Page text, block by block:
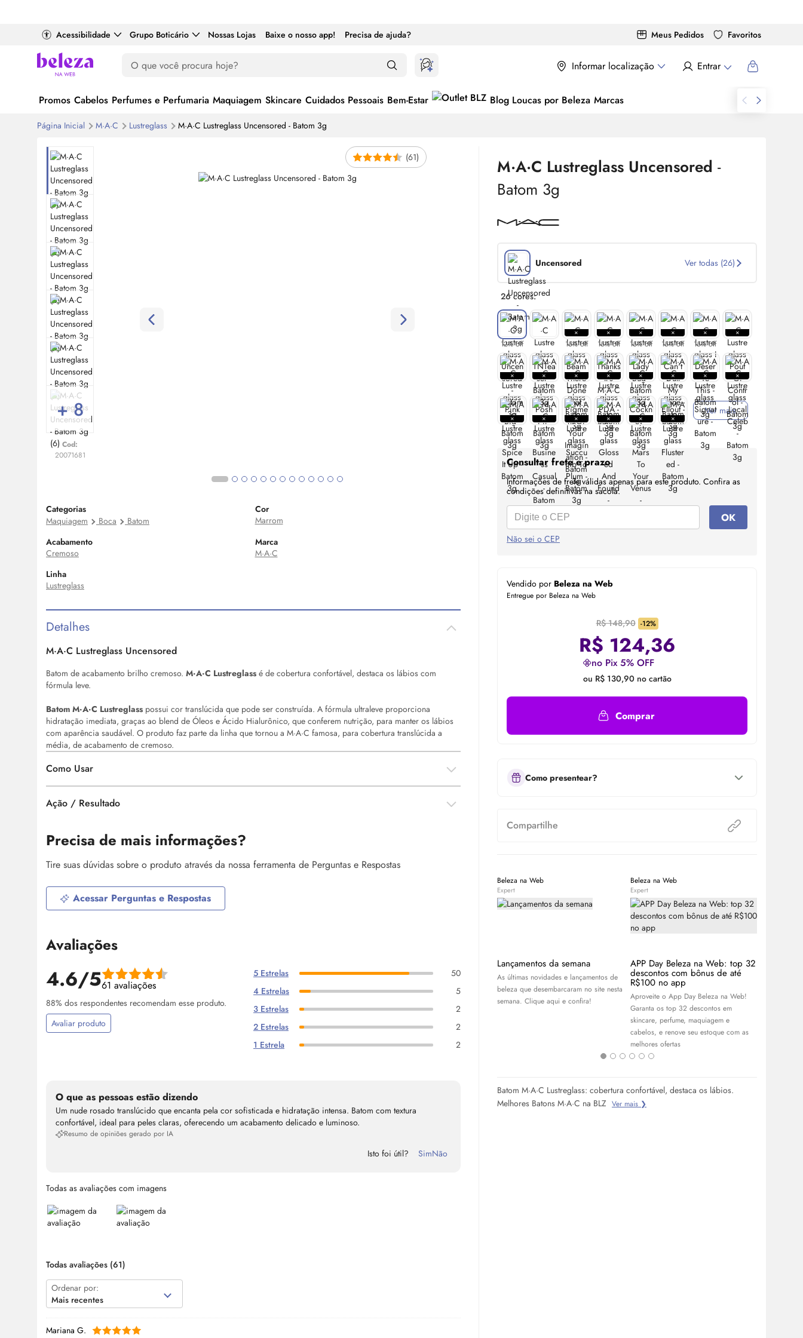
Acessibilidade Grupo Boticário Nossas Lojas Baixe o nosso app! Precisa de ajuda? Meus Pedidos Favoritos
Informar localização Entrar
Promos Cabelos Perfumes e Perfumaria Maquiagem Skincare Cuidados Pessoais Bem-Estar Blog Loucas por Beleza Marcas
Página Inicial M·A·C Lustreglass M·A·C Lustreglass Uncensored - Batom 3g
M·A·C Lustreglass Uncensored -
Batom 3g
Uncensored Ver todas (26)
26 cores:
12% off 15% off 15% off 15% off 15% off 15% off
Ver mais
Consultar frete e prazo
Informações de frete válidas apenas para este produto. Confira as
condições definitivas na sacola.
OK
Não sei o CEP
Vendido por Beleza na Web
Entregue por Beleza na Web
R$ 148,90 -12%
R$ 124,36
no Pix 5% OFF
ou R$ 130,90 no cartão
Comprar
Como presentear?
Compartilhe
Beleza na Web
Expert
Lançamentos da semana
As últimas novidades e lançamentos de
beleza que desembarcaram no site nesta
semana. Clique aqui e confira!
Beleza na Web
Expert
APP Day Beleza na Web: top 32
descontos com bônus de até
R$100 no app
Aproveite o App Day Beleza na Web!
Garanta os top 32 descontos em
skincare, perfume, maquiagem e
cabelos, e renove seu estoque com as
melhores ofertas
Batom M·A·C Lustreglass: cobertura confortável, destaca os lábios.
Melhores Batons M·A·C na BLZ Ver mais ❯
(61)
+ 8
Cod:
20071681
Categorias
Maquiagem
Boca Batom
Cor
Marrom
Acabamento
Cremoso
Marca
M·A·C
Linha
Lustreglass
Detalhes
M·A·C Lustreglass Uncensored
Batom de acabamento brilho cremoso. M·A·C Lustreglass é de cobertura confortável, destaca os lábios com
fórmula leve.
Batom M·A·C Lustreglass possui cor translúcida que pode ser construída. A fórmula ultraleve proporciona
hidratação imediata, graças ao blend de Óleos e Ácido Hialurônico, que conferem nutrição, para manter os lábios
com aparência saudável. O produto faz parte da linha que tornou a M·A·C famosa, para cobertura translúcida a
média, de acabamento de cremoso.
Como Usar
Ação / Resultado
Precisa de mais informações?
Tire suas dúvidas sobre o produto através da nossa ferramenta de Perguntas e Respostas
Acessar Perguntas e Respostas
Avaliações
4.6/561 avaliações
88% dos respondentes recomendam esse produto.
Avaliar produto
5 Estrelas
50
4 Estrelas
5
3 Estrelas
2
2 Estrelas
2
1 Estrela
2
O que as pessoas estão dizendo
Um nude rosado translúcido que encanta pela cor sofisticada e hidratação intensa. Batom com textura
confortável, ideal para peles claras, oferecendo um acabamento delicado e luminoso.
Resumo de opiniões gerado por IA
Isto foi útil? SimNão
Todas as avaliações com imagens
Todas avaliações (61)
Ordenar por:
Mais recentes
Mariana G.